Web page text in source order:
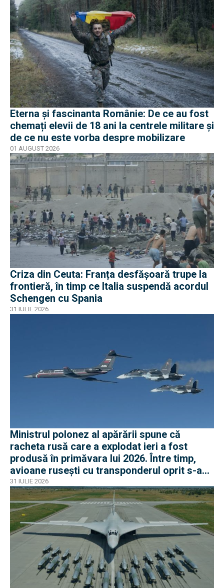
Eterna și fascinanta Românie: De ce au fost
chemați elevii de 18 ani la centrele militare și
de ce nu este vorba despre mobilizare
01 AUGUST 2026
Criza din Ceuta: Franța desfășoară trupe la
frontieră, în timp ce Italia suspendă acordul
Schengen cu Spania
31 IULIE 2026
Ministrul polonez al apărării spune că
racheta rusă care a explodat ieri a fost
produsă în primăvara lui 2026. Între timp,
avioane rusești cu transponderul oprit s-au
apropiat de frontiera Poloniei
31 IULIE 2026